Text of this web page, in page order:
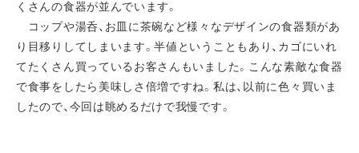
くさんの食器が並んでいます。
コップや湯呑、お皿に茶碗など様々なデザインの食器類があ
り目移りしてしまいます。半値ということもあり、カゴにいれ
てたくさん買っているお客さんもいました。こんな素敵な食器
で食事をしたら美味しさ倍増ですね。私は、以前に色々買いま
したので、今回は眺めるだけで我慢です。